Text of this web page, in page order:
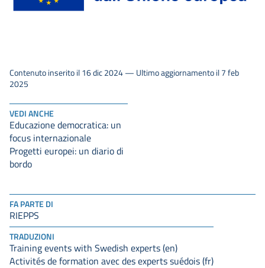
FA PARTE DI
RIEPPS
TRADUZIONI
Training events with Swedish experts (en)
Activités de formation avec des experts suédois (fr)
VEDI ANCHE
Educazione democratica: un
focus internazionale
Progetti europei: un diario di
bordo
Contenuto inserito il 16 dic 2024 — Ultimo aggiornamento il 7 feb
2025